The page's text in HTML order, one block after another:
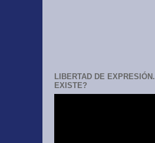
LIBERTAD DE EXPRESIÓN.
EXISTE?